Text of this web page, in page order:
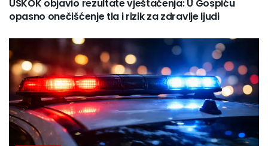
USKOK objavio rezultate vještačenja: U Gospiću
opasno onečišćenje tla i rizik za zdravlje ljudi